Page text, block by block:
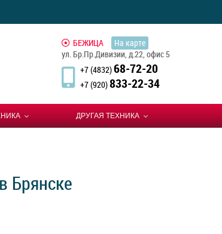
БЕЖИЦА
На карте
ул. Бр.Пр.Дивизии, д.22, офис 5
+7 (4832)68-72-20
+7 (920)833-22-34
ДРУГАЯ ТЕХНИКА
Брянске